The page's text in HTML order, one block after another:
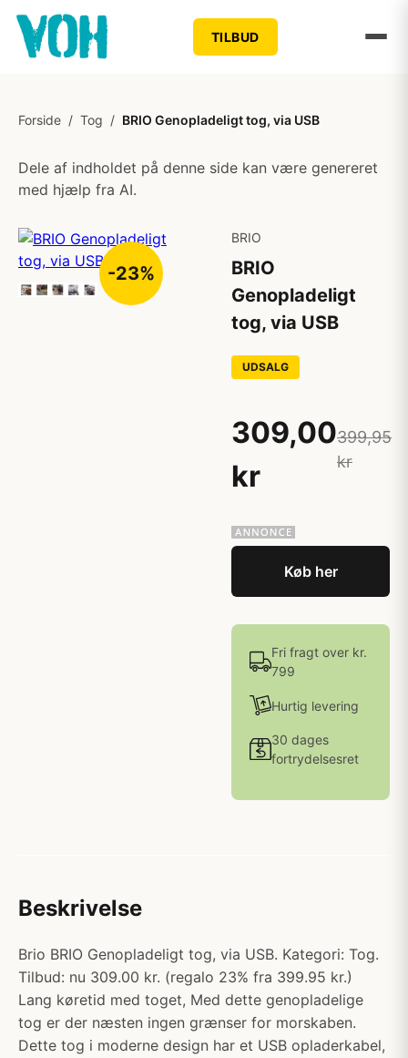
TILBUD
Forside / Tog / BRIO Genopladeligt tog, via USB
Dele af indholdet på denne side kan være genereret
med hjælp fra AI.
-23%
BRIO
BRIO
Genopladeligt
tog, via USB
UDSALG
309,00
kr
399,95
kr
Køb her
Fri fragt over kr.
799
Hurtig levering
30 dages
fortrydelsesret
Beskrivelse
Brio BRIO Genopladeligt tog, via USB. Kategori: Tog.
Tilbud: nu 309.00 kr. (regalo 23% fra 399.95 kr.)
Lang køretid med toget, Med dette genopladelige
tog er der næsten ingen grænser for morskaben.
Dette tog i moderne design har et USB opladerkabel,